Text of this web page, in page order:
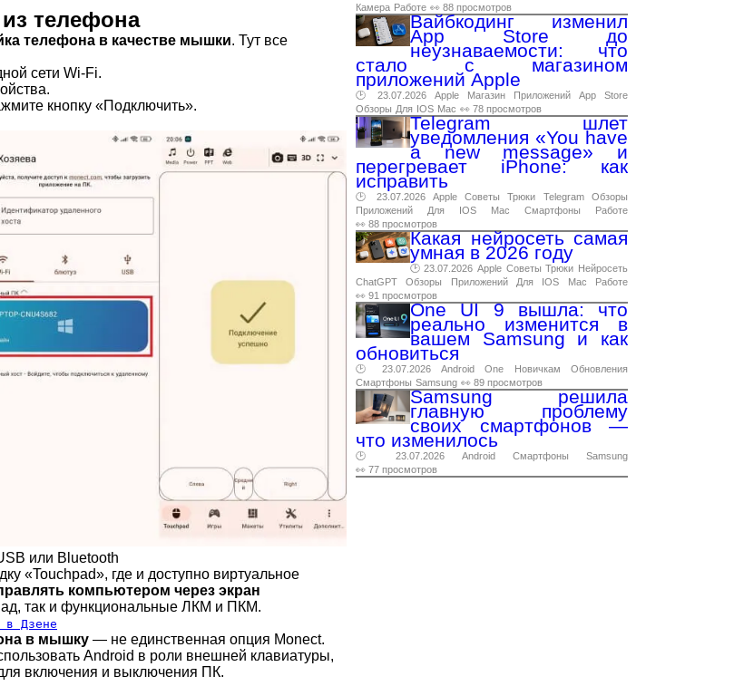
телефона
телефона в качестве мышки. Тут все
сети Wi-Fi.
кнопку «Подключить».
или Bluetooth
«Touchpad», где и доступно виртуальное
компьютером через экран
так и функциональные ЛКМ и ПКМ.
в Дзене
в мышку — не единственная опция Monect.
Android в роли внешней клавиатуры,
включения и выключения ПК.
Камера Работе 👀 88 просмотров
Вайбкодинг изменил
App Store до
неузнаваемости: что
стало с магазином
приложений Apple
🕑 23.07.2026 Apple Магазин Приложений App
Store
Обзоры Для IOS Mac 👀 78 просмотров
Telegram шлет
уведомления «You have
a new message» и
перегревает iPhone: как
исправить
🕑 23.07.2026 Apple Советы Трюки Telegram
Обзоры
Приложений
Для IOS Mac Смартфоны
Работе
👀 88 просмотров
Какая нейросеть самая
умная в 2026 году
🕑 23.07.2026 Apple Советы Трюки Нейросеть
ChatGPT
Обзоры Приложений Для IOS Mac
Работе
👀 91 просмотров
One UI 9 вышла: что
реально изменится в
вашем Samsung и как
обновиться
🕑 23.07.2026 Android One Новичкам
Обновления
Смартфоны Samsung 👀 89 просмотров
Samsung решила
главную проблему
своих смартфонов —
что изменилось
🕑 23.07.2026 Android Смартфоны
Samsung
👀 77 просмотров